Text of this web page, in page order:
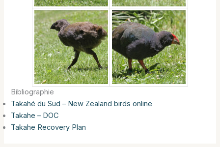
Bibliographie
Takahé du Sud – New Zealand birds online
Takahe – DOC
Takahe Recovery Plan